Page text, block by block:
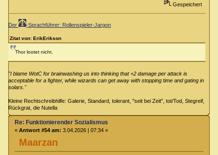
Gespeichert
Der -Sprachführer: Rollenspieler-Jargon
Zitat von: ErikErikson
Thor lootet nicht.
"I blame WotC for brainwashing us into thinking that +2 damage per attack is
acceptable for a fighter, while wizards can get away with stopping time and gating in
solars."
Kleine Rechtschreibhilfe: Galerie, Standard, tolerant, "seit bei Zeit", tot/Tod, Stegreif,
Rückgrat, die Nutella
Maarzan
Re: Funktionierender Sozialismus
« Antwort #54 am: 3.04.2026 | 07:34 »